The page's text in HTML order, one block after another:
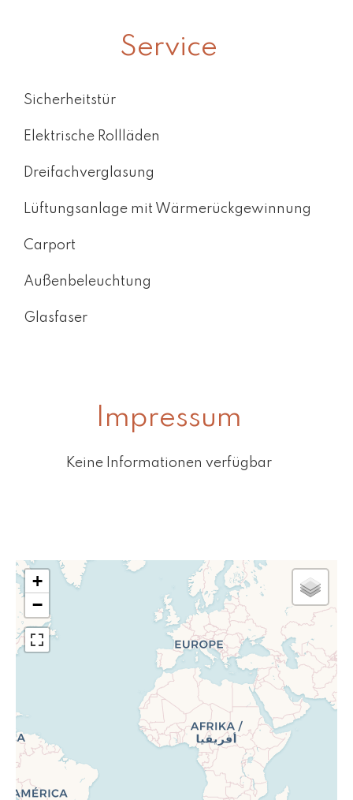
Service
Sicherheitstür
Elektrische Rollläden
Dreifachverglasung
Lüftungsanlage mit Wärmerückgewinnung
Carport
Außenbeleuchtung
Glasfaser
Impressum
Keine Informationen verfügbar
+
−